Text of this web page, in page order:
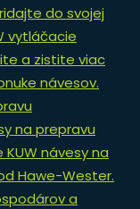
do svojej
vytláčacie
a zistite viac
návesov.
na prepravu
návesy na
Hawe-Wester.
a